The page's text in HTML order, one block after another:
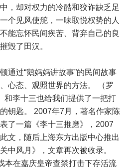
，却对权力的冷酷和狡诈缺乏足
个见风使舵，一味取悦权势的人
能忘怀民间疾苦、背弃自己的良
毁了田汉。
通过“鹅妈妈讲故事”的民间故事
心态、观照世界的方法。 （罗
和李十三也给我们提供了一把打
钥匙。 2007年7月，著名作家陈
了一篇《李十三推磨》，2007
文，随后上海东方出版中心推出
中风月》，文章再次被收录。
本在嘉庆皇帝查禁打击下存活流